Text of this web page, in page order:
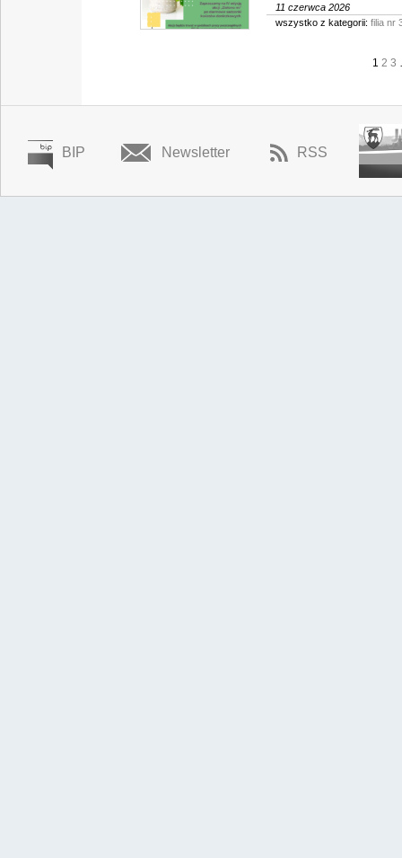
11 czerwca 2026
wszystko z kategorii: filia nr
1 2 3
BIP Newsletter RSS